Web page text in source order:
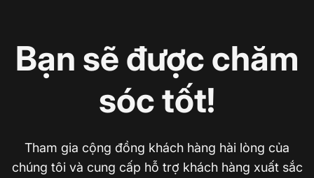
Bạn sẽ được chăm
sóc tốt!
Tham gia cộng đồng khách hàng hài lòng của
chúng tôi và cung cấp hỗ trợ khách hàng xuất sắc